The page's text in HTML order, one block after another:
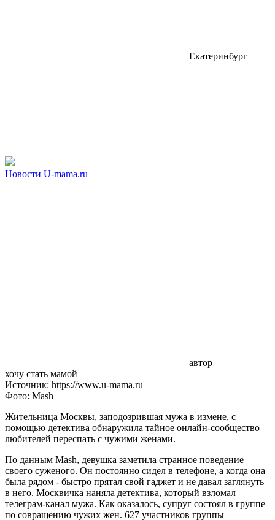
Екатеринбург
Новости U-mama.ru
автор
хочу стать мамой
Источник: https://www.u-mama.ru
Фото: Mash
Жительница Москвы, заподозрившая мужа в измене, с
помощью детектива обнаружила тайное онлайн-сообщество
любителей переспать с чужими женами.
По данным Mash, девушка заметила странное поведение
своего суженого. Он постоянно сидел в телефоне, а когда она
была рядом - быстро прятал свой гаджет и не давал заглянуть
в него. Москвичка наняла детектива, который взломал
телеграм-канал мужа. Как оказалось, супруг состоял в группе
по совращению чужих жен. 627 участников группы